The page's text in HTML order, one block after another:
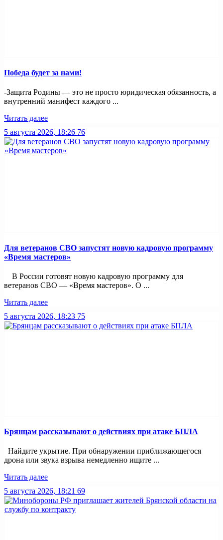
Победа будет за нами!
-Защита Родины — это не просто юридическая обязанность, а
внутренний манифест каждого ...
Читать далее
5 августа 2026, 18:26 76
Для ветеранов СВО запустят новую кадровую программу
«Время мастеров»
В России готовят новую кадровую программу для
ветеранов СВО — «Время мастеров». О ...
Читать далее
5 августа 2026, 18:23 75
Брянцам рассказывают о действиях при атаке БПЛА
Найдите укрытие. При обнаружении приближающегося
дрона или звука взрыва немедленно ищите ...
Читать далее
5 августа 2026, 18:21 69